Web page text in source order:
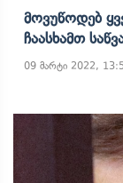
Მოვუწოდებ
Ჩაასხამთ
09 მარტი 2022,